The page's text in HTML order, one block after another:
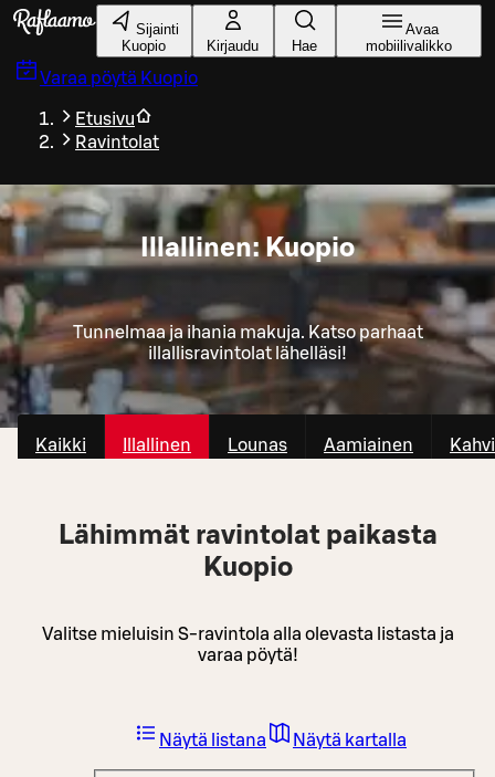
Siirry pääsisältöön
Sijainti
Kuopio
Kirjaudu Hae
Avaa
mobiilivalikko
Varaa pöytä Kuopio
Etusivu
Ravintolat
Illallinen: Kuopio
Tunnelmaa ja ihania makuja. Katso parhaat
illallisravintolat lähelläsi!
Kaikki Illallinen Lounas Aamiainen
Lähimmät ravintolat paikasta
Kuopio
Valitse mieluisin S-ravintola alla olevasta listasta ja
varaa pöytä!
Näytä listana Näytä kartalla